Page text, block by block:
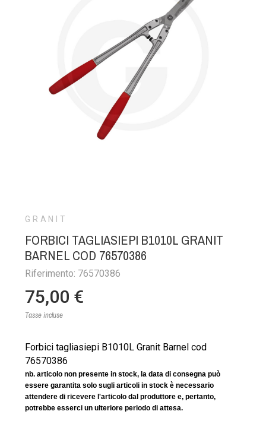
GRANIT
FORBICI TAGLIASIEPI B1010L GRANIT
BARNEL COD 76570386
Riferimento: 76570386
75,00 €
Tasse incluse
Forbici tagliasiepi B1010L Granit Barnel cod
76570386
nb. articolo non presente in stock, la data di consegna può
essere garantita solo sugli articoli in stock è necessario
attendere di ricevere l'articolo dal produttore e, pertanto,
potrebbe esserci un ulteriore periodo di attesa.